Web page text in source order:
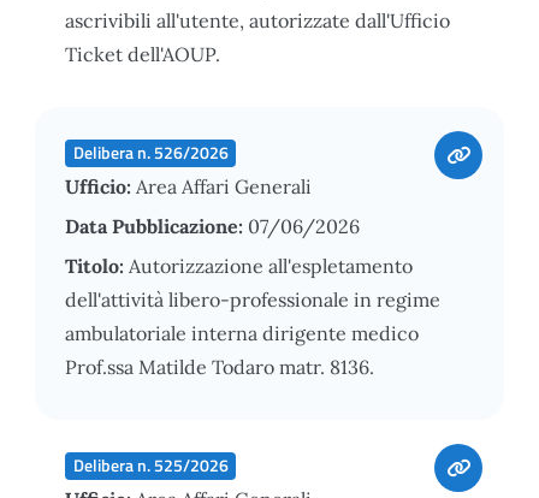
ascrivibili all'utente, autorizzate dall'Ufficio
Ticket dell'AOUP.
Delibera n. 526/2026
Ufficio: Area Affari Generali
Data Pubblicazione: 07/06/2026
Titolo: Autorizzazione all'espletamento
dell'attività libero-professionale in regime
ambulatoriale interna dirigente medico
Prof.ssa Matilde Todaro matr. 8136.
Delibera n. 525/2026